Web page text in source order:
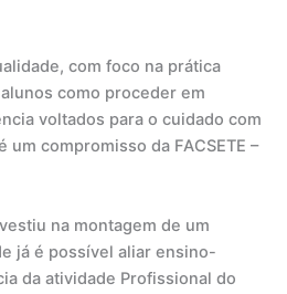
com foco na prática
como proceder em
voltados para o cuidado com
um compromisso da FACSETE –
na montagem de um
já é possível aliar ensino-
da atividade Profissional do